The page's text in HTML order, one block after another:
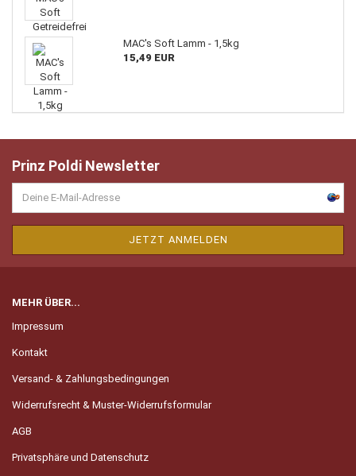
MAC's Soft Lamm - 1,5kg
15,49 EUR
Prinz Poldi Newsletter
MEHR ÜBER...
Impressum
Kontakt
Versand- & Zahlungsbedingungen
Widerrufsrecht & Muster-Widerrufsformular
AGB
Privatsphäre und Datenschutz